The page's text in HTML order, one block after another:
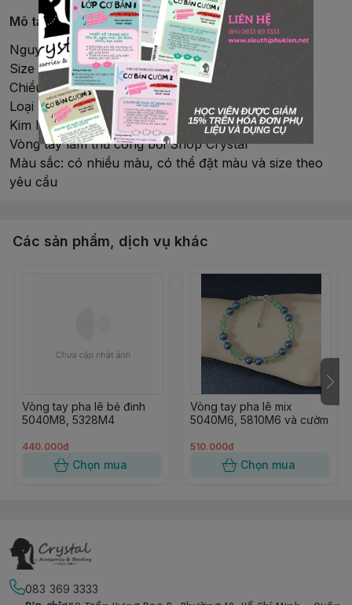
Mô tả chi tiết
Nguyên phụ liệu: pha lê Swarovski
Size hạt: 6mm
Chiều dài: 15 – 16cm
Loại hàng: vòng tay, có khóa
Kim loại: khóa và tăng dây Rhodium từ Nhật
Vòng tay làm thủ công bởi Shop Crystal
Màu sắc: có nhiều màu, có thể đặt màu và size theo
yêu cầu
Các sản phẩm, dịch vụ khác
Vòng tay pha lê bẻ đinh
5040M8, 5328M4
440.000đ
Chọn mua
Vòng tay pha lê mix
5040M6, 5810M6 và cườm
510.000đ
Chọn mua
083 369 3333